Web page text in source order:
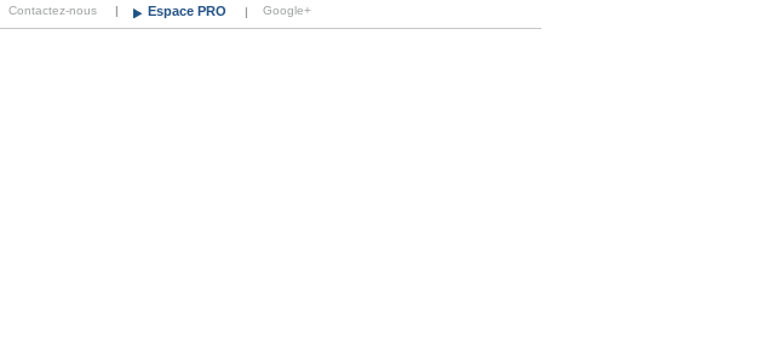
Contactez-nous | Espace PRO | Google+